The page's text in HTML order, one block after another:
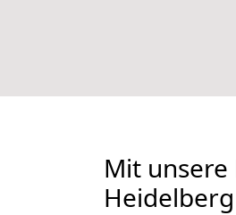
Mit unsere